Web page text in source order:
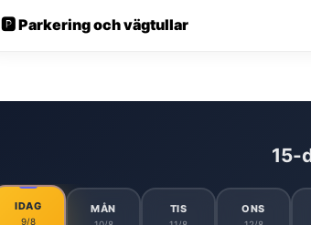
🅿️ Parkering och vägtullar
15-
IDAG
9/8
MÅN TIS ONS